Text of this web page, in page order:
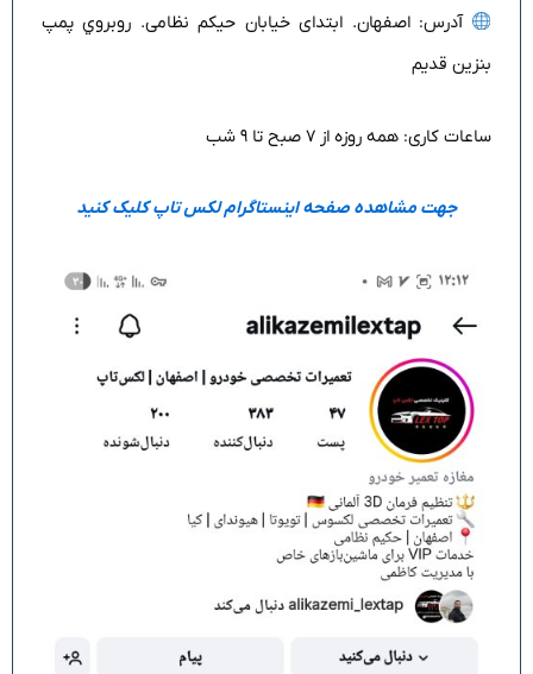
آدرس: اصفهان. ابتدای خیابان حیکم نظامی. روبروي پمپ
بنزین قدیم
ساعات کاری: همه روزه از ۷ صبح تا ۹ شب
جهت مشاهده صفحه اینستاگرام لکس تاپ کلیک کنید